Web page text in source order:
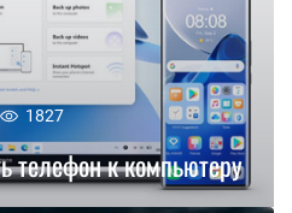
1827
телефон к компьютеру